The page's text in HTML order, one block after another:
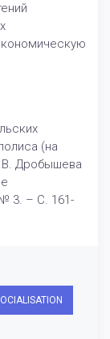
(на
Дробышева
3. – С. 161-